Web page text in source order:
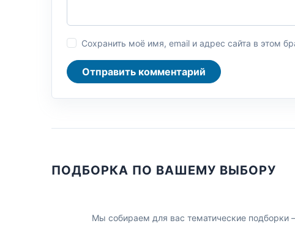
Сохранить моё имя, email и адрес сайта в этом
Отправить комментарий
ПОДБОРКА ПО ВАШЕМУ ВЫБОРУ
Мы собираем для вас тематические